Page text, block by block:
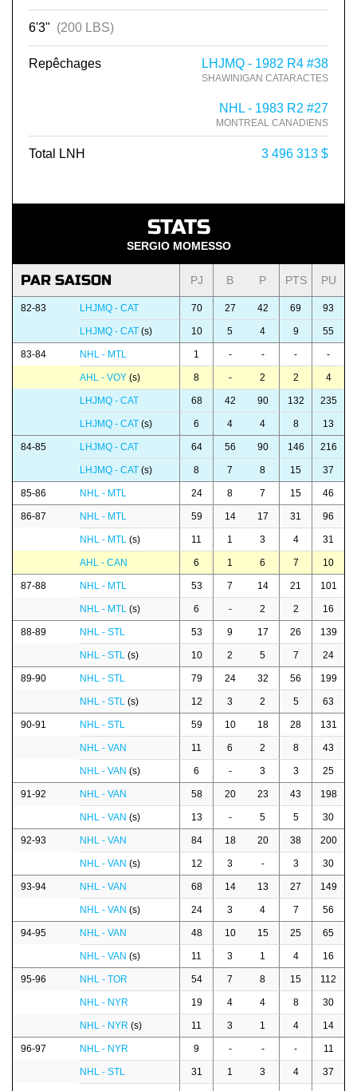
6'3" (200 LBS)
Repêchages LHJMQ - 1982 R4 #38
SHAWINIGAN CATARACTES
NHL - 1983 R2 #27
MONTREAL CANADIENS
Total LNH 3 496 313 $
STATS
SERGIO MOMESSO
PAR SAISON PJ B P PTS PU
82-83 LHJMQ - CAT 70 27 42 69 93
LHJMQ - CAT (s) 10 5 4 9 55
83-84 NHL - MTL 1 - - - -
AHL - VOY (s) 8 - 2 2 4
LHJMQ - CAT 68 42 90 132 235
LHJMQ - CAT (s) 6 4 4 8 13
84-85 LHJMQ - CAT 64 56 90 146 216
LHJMQ - CAT (s) 8 7 8 15 37
85-86 NHL - MTL 24 8 7 15 46
86-87 NHL - MTL 59 14 17 31 96
NHL - MTL (s) 11 1 3 4 31
AHL - CAN 6 1 6 7 10
87-88 NHL - MTL 53 7 14 21 101
NHL - MTL (s) 6 - 2 2 16
88-89 NHL - STL 53 9 17 26 139
NHL - STL (s) 10 2 5 7 24
89-90 NHL - STL 79 24 32 56 199
NHL - STL (s) 12 3 2 5 63
90-91 NHL - STL 59 10 18 28 131
NHL - VAN 11 6 2 8 43
NHL - VAN (s) 6 - 3 3 25
91-92 NHL - VAN 58 20 23 43 198
NHL - VAN (s) 13 - 5 5 30
92-93 NHL - VAN 84 18 20 38 200
NHL - VAN (s) 12 3 - 3 30
93-94 NHL - VAN 68 14 13 27 149
NHL - VAN (s) 24 3 4 7 56
94-95 NHL - VAN 48 10 15 25 65
NHL - VAN (s) 11 3 1 4 16
95-96 NHL - TOR 54 7 8 15 112
NHL - NYR 19 4 4 8 30
NHL - NYR (s) 11 3 1 4 14
96-97 NHL - NYR 9 - - - 11
NHL - STL 31 1 3 4 37